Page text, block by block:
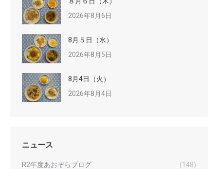
2026年8月6日
8月５日（水）
2026年8月5日
8月4日（火）
2026年8月4日
ニュース
R2年度あおぞらブログ
(148)